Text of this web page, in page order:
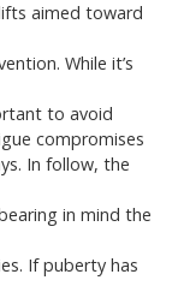
aimed toward
While it’s
to avoid
compromises
In follow, the
in mind the
If puberty has